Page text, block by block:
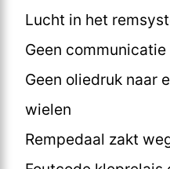
Lucht in het
Geen
Geen oliedruk naar
wielen
Rempedaal zakt